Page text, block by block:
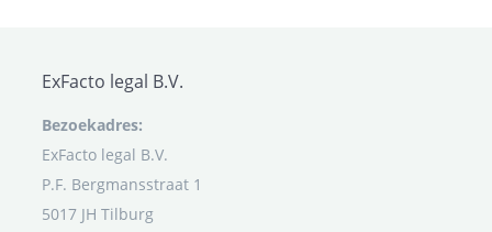
ExFacto legal B.V.
Bezoekadres:
ExFacto legal B.V.
P.F. Bergmansstraat 1
5017 JH Tilburg